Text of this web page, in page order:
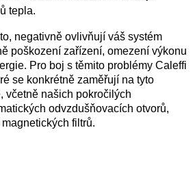
tepla.
negativně ovlivňují váš systém
poškození zařízení, omezení výkonu
Pro boj s těmito problémy Caleffi
se konkrétně zaměřují na tyto
včetně našich pokročilých
odvzdušňovacích otvorů,
filtrů.